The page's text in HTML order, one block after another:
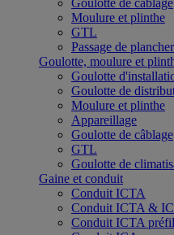
Goulotte de câblage
Moulure et plinthe
GTL
Passage de plancher
Goulotte, moulure et
Goulotte
Goulotte de
Moulure et plinthe
Appareillage
Goulotte de câblage
GTL
Goulotte de
Gaine et conduit
Conduit ICTA
Conduit ICTA &
Conduit ICTA